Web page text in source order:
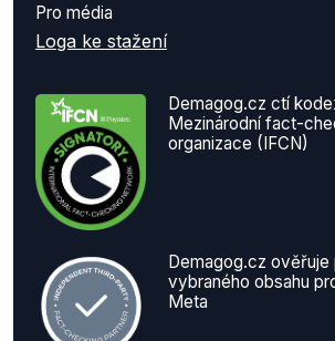
Pro média
Loga ke stažení
Demagog.cz ctí
Mezinárodní fact-
organizace (IFCN)
Demagog.cz
vybraného obsahu
Meta